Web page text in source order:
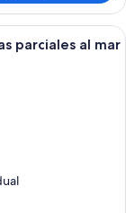
de hotel moderna
parciales al mar